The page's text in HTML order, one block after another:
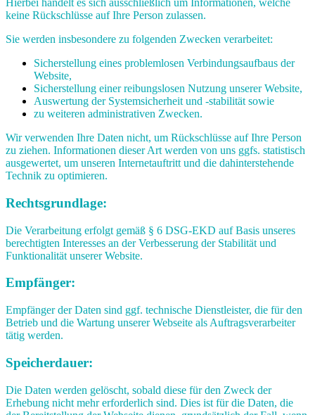
Hierbei handelt es sich ausschließlich um Informationen, welche
keine Rückschlüsse auf Ihre Person zulassen.
Sie werden insbesondere zu folgenden Zwecken verarbeitet:
Sicherstellung eines problemlosen Verbindungsaufbaus der
Website,
Sicherstellung einer reibungslosen Nutzung unserer Website,
Auswertung der Systemsicherheit und -stabilität sowie
zu weiteren administrativen Zwecken.
Wir verwenden Ihre Daten nicht, um Rückschlüsse auf Ihre Person
zu ziehen. Informationen dieser Art werden von uns ggfs. statistisch
ausgewertet, um unseren Internetauftritt und die dahinterstehende
Technik zu optimieren.
Rechtsgrundlage:
Die Verarbeitung erfolgt gemäß § 6 DSG-EKD auf Basis unseres
berechtigten Interesses an der Verbesserung der Stabilität und
Funktionalität unserer Website.
Empfänger:
Empfänger der Daten sind ggf. technische Dienstleister, die für den
Betrieb und die Wartung unserer Webseite als Auftragsverarbeiter
tätig werden.
Speicherdauer:
Die Daten werden gelöscht, sobald diese für den Zweck der
Erhebung nicht mehr erforderlich sind. Dies ist für die Daten, die